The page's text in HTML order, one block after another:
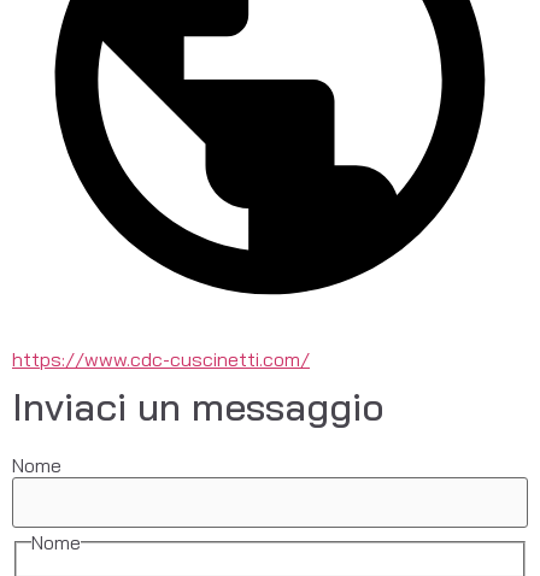
https://www.cdc-cuscinetti.com/
Inviaci un messaggio
Nome
Nome